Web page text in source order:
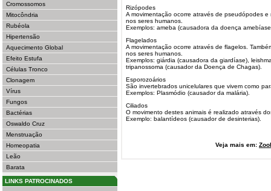
Cromossomos
Mitocôndria
Rubéola
Hipertensão
Aquecimento Global
Efeito Estufa
Células Tronco
Clonagem
Vírus
Fungos
Bactérias
Oswaldo Cruz
Menstruação
Homeopatia
Leão
Barata
LINKS PATROCINADOS
Rizópodes
A movimentação ocorre através de pseudópodes
nos seres humanos.
Exemplos: ameba (causadora da doença
Flagelados
A movimentação ocorre através de flagelos.
nos seres humanos.
Exemplos: giárdia (causadora da giardíase),
tripanossoma (causador da Doença de Chagas).
Esporozoários
São invertebrados unicelulares que vivem como
Exemplos: Plasmódio (causador da malária).
Ciliados
O movimento destes animais é realizado através
Exemplo: balantídeos (causador de desinterias).
Veja mais em: